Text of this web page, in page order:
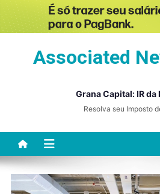
Associated
Grana Capital: IR da
Resolva seu Imposto